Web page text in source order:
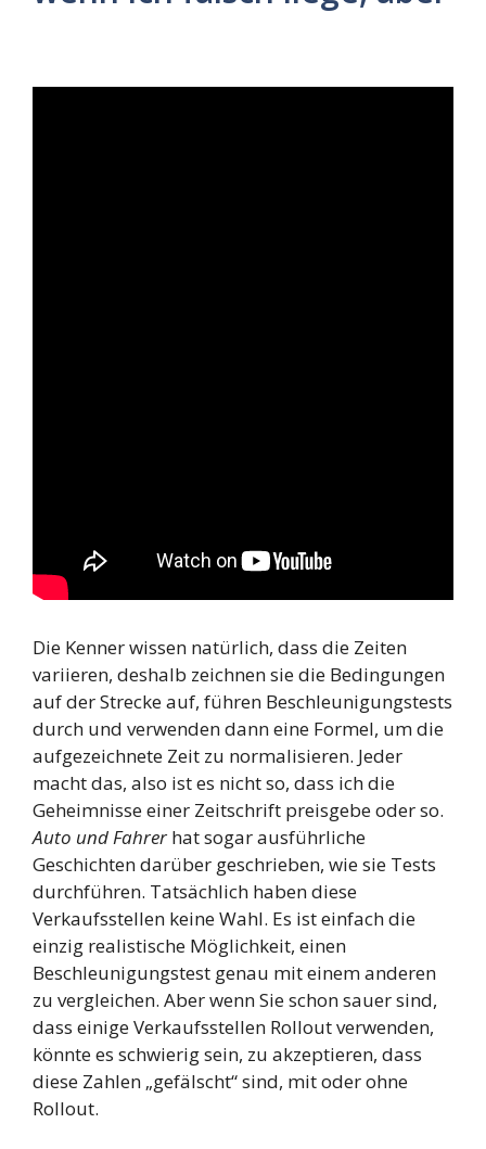
Die Kenner wissen natürlich, dass die Zeiten
variieren, deshalb zeichnen sie die Bedingungen
auf der Strecke auf, führen Beschleunigungstests
durch und verwenden dann eine Formel, um die
aufgezeichnete Zeit zu normalisieren. Jeder
macht das, also ist es nicht so, dass ich die
Geheimnisse einer Zeitschrift preisgebe oder so.
Auto und Fahrerhat sogar ausführliche
Geschichten darüber geschrieben, wie sie Tests
durchführen. Tatsächlich haben diese
Verkaufsstellen keine Wahl. Es ist einfach die
einzig realistische Möglichkeit, einen
Beschleunigungstest genau mit einem anderen
zu vergleichen. Aber wenn Sie schon sauer sind,
dass einige Verkaufsstellen Rollout verwenden,
könnte es schwierig sein, zu akzeptieren, dass
diese Zahlen „gefälscht“ sind, mit oder ohne
Rollout.